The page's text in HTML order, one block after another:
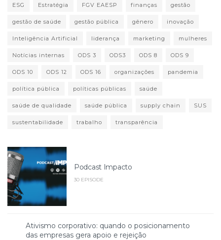
ESG Estratégia FGV EAESP finanças gestão
gestão de saúde gestão pública gênero inovação
Inteligência Artificial liderança marketing mulheres
Notícias internas ODS 3 ODS3 ODS 8 ODS 9
ODS 10 ODS 12 ODS 16 organizações pandemia
política pública políticas públicas saúde
saúde de qualidade saúde pública supply chain SUS
sustentabilidade trabalho transparência
Podcast Impacto
30 EPISODE
Ativismo corporativo: quando o posicionamento
das empresas gera apoio e rejeição